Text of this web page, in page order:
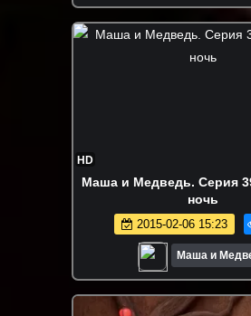
HD
Маша и Медведь. Серия 39. Сказка на
ночь
2015-02-06 15:23
Маша и